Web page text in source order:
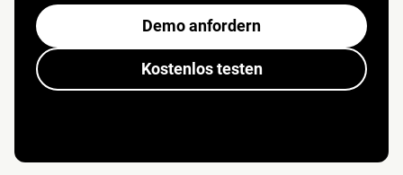
Demo anfordern
Kostenlos testen